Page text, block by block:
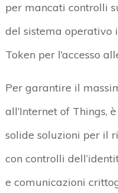
per mancati controlli
del sistema operativo
Token per l’accesso
Per garantire il
all’Internet of Things,
solide soluzioni per il
con controlli
e comunicazioni